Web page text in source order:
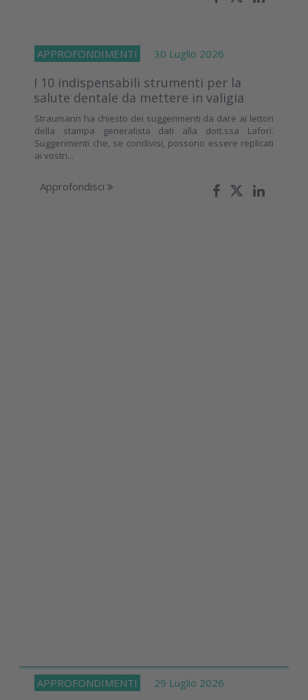
APPROFONDIMENTI 30 Luglio 2026
I 10 indispensabili strumenti per la
salute dentale da mettere in valigia
Straumann ha chiesto dei suggerimenti da dare ai lettori
della stampa generalista dati alla dott.ssa Laforì.
Suggerimenti che, se condivisi, possono essere replicati
ai vostri...
Approfondisci
APPROFONDIMENTI 29 Luglio 2026